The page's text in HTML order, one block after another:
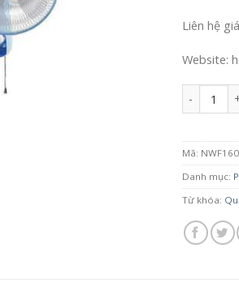
Liên hệ
Website:
Mã:
Danh mục:
Từ khóa: